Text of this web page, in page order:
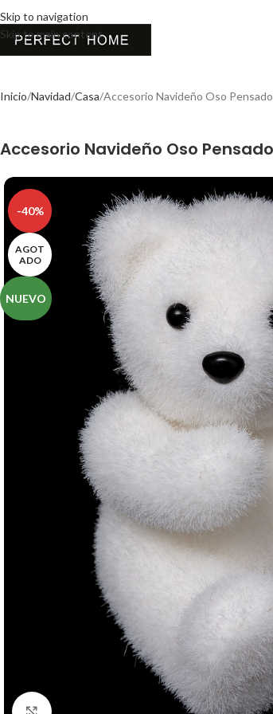
Skip to navigation
Skip to main content
Inicio Navidad Casa Accesorio Navideño Oso
Accesorio Navideño Oso
-40%
AGOT
ADO
NUEVO